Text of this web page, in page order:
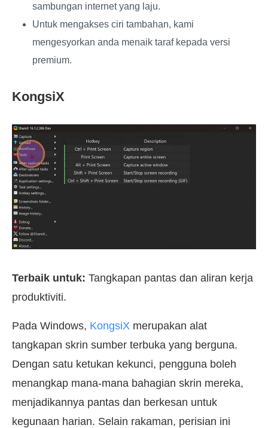
sambungan internet yang laju.
Untuk mengakses ciri tambahan, kami
mengesyorkan anda menaik taraf kepada versi
premium.
KongsiX
Terbaik untuk: Tangkapan pantas dan aliran kerja
produktiviti.
Pada Windows, KongsiX merupakan alat
tangkapan skrin sumber terbuka yang berguna.
Dengan satu ketukan kekunci, pengguna boleh
menangkap mana-mana bahagian skrin mereka,
menjadikannya pantas dan berkesan untuk
kegunaan harian. Selain rakaman, perisian ini